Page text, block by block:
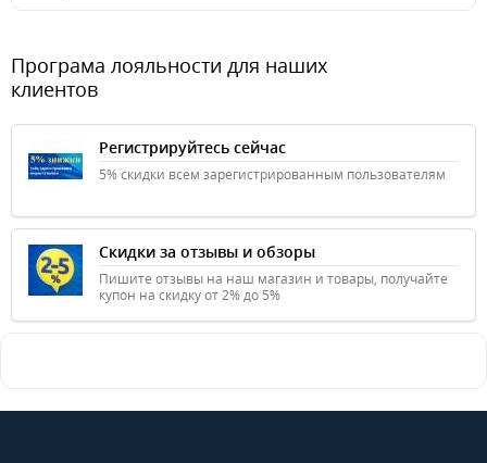
Програма лояльности для наших
клиентов
Регистрируйтесь сейчас
5% скидки всем зарегистрированным пользователям
Скидки за отзывы и обзоры
Пишите отзывы на наш магазин и товары, получайте
купон на скидку от 2% до 5%